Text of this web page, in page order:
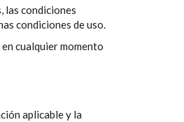
las condiciones
condiciones de uso.
cualquier momento
aplicable y la